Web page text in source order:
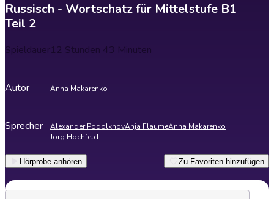
Russisch - Wortschatz für Mittelstufe B1
Teil 2
Spieldauer12 Stunden 43 Minuten
Autor Anna Makarenko
Sprecher Alexander PodolkhovAnja FlaumeAnna Makarenko
Jörg Hochfeld
Hörprobe anhören Zu Favoriten hinzufügen